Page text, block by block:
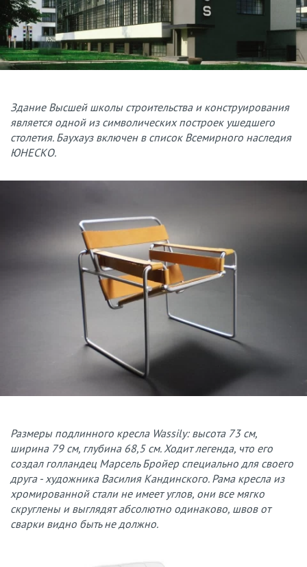
Здание Высшей школы строительства и конструирования
является одной из символических построек ушедшего
столетия. Баухауз включен в список Всемирного наследия
ЮНЕСКО.
Размеры подлинного кресла Wassily: высота 73 см,
ширина 79 см, глубина 68,5 см. Ходит легенда, что его
создал голландец Марсель Бройер специально для своего
друга - художника Василия Кандинского. Рама кресла из
хромированной стали не имеет углов, они все мягко
скруглены и выглядят абсолютно одинаково, швов от
сварки видно быть не должно.